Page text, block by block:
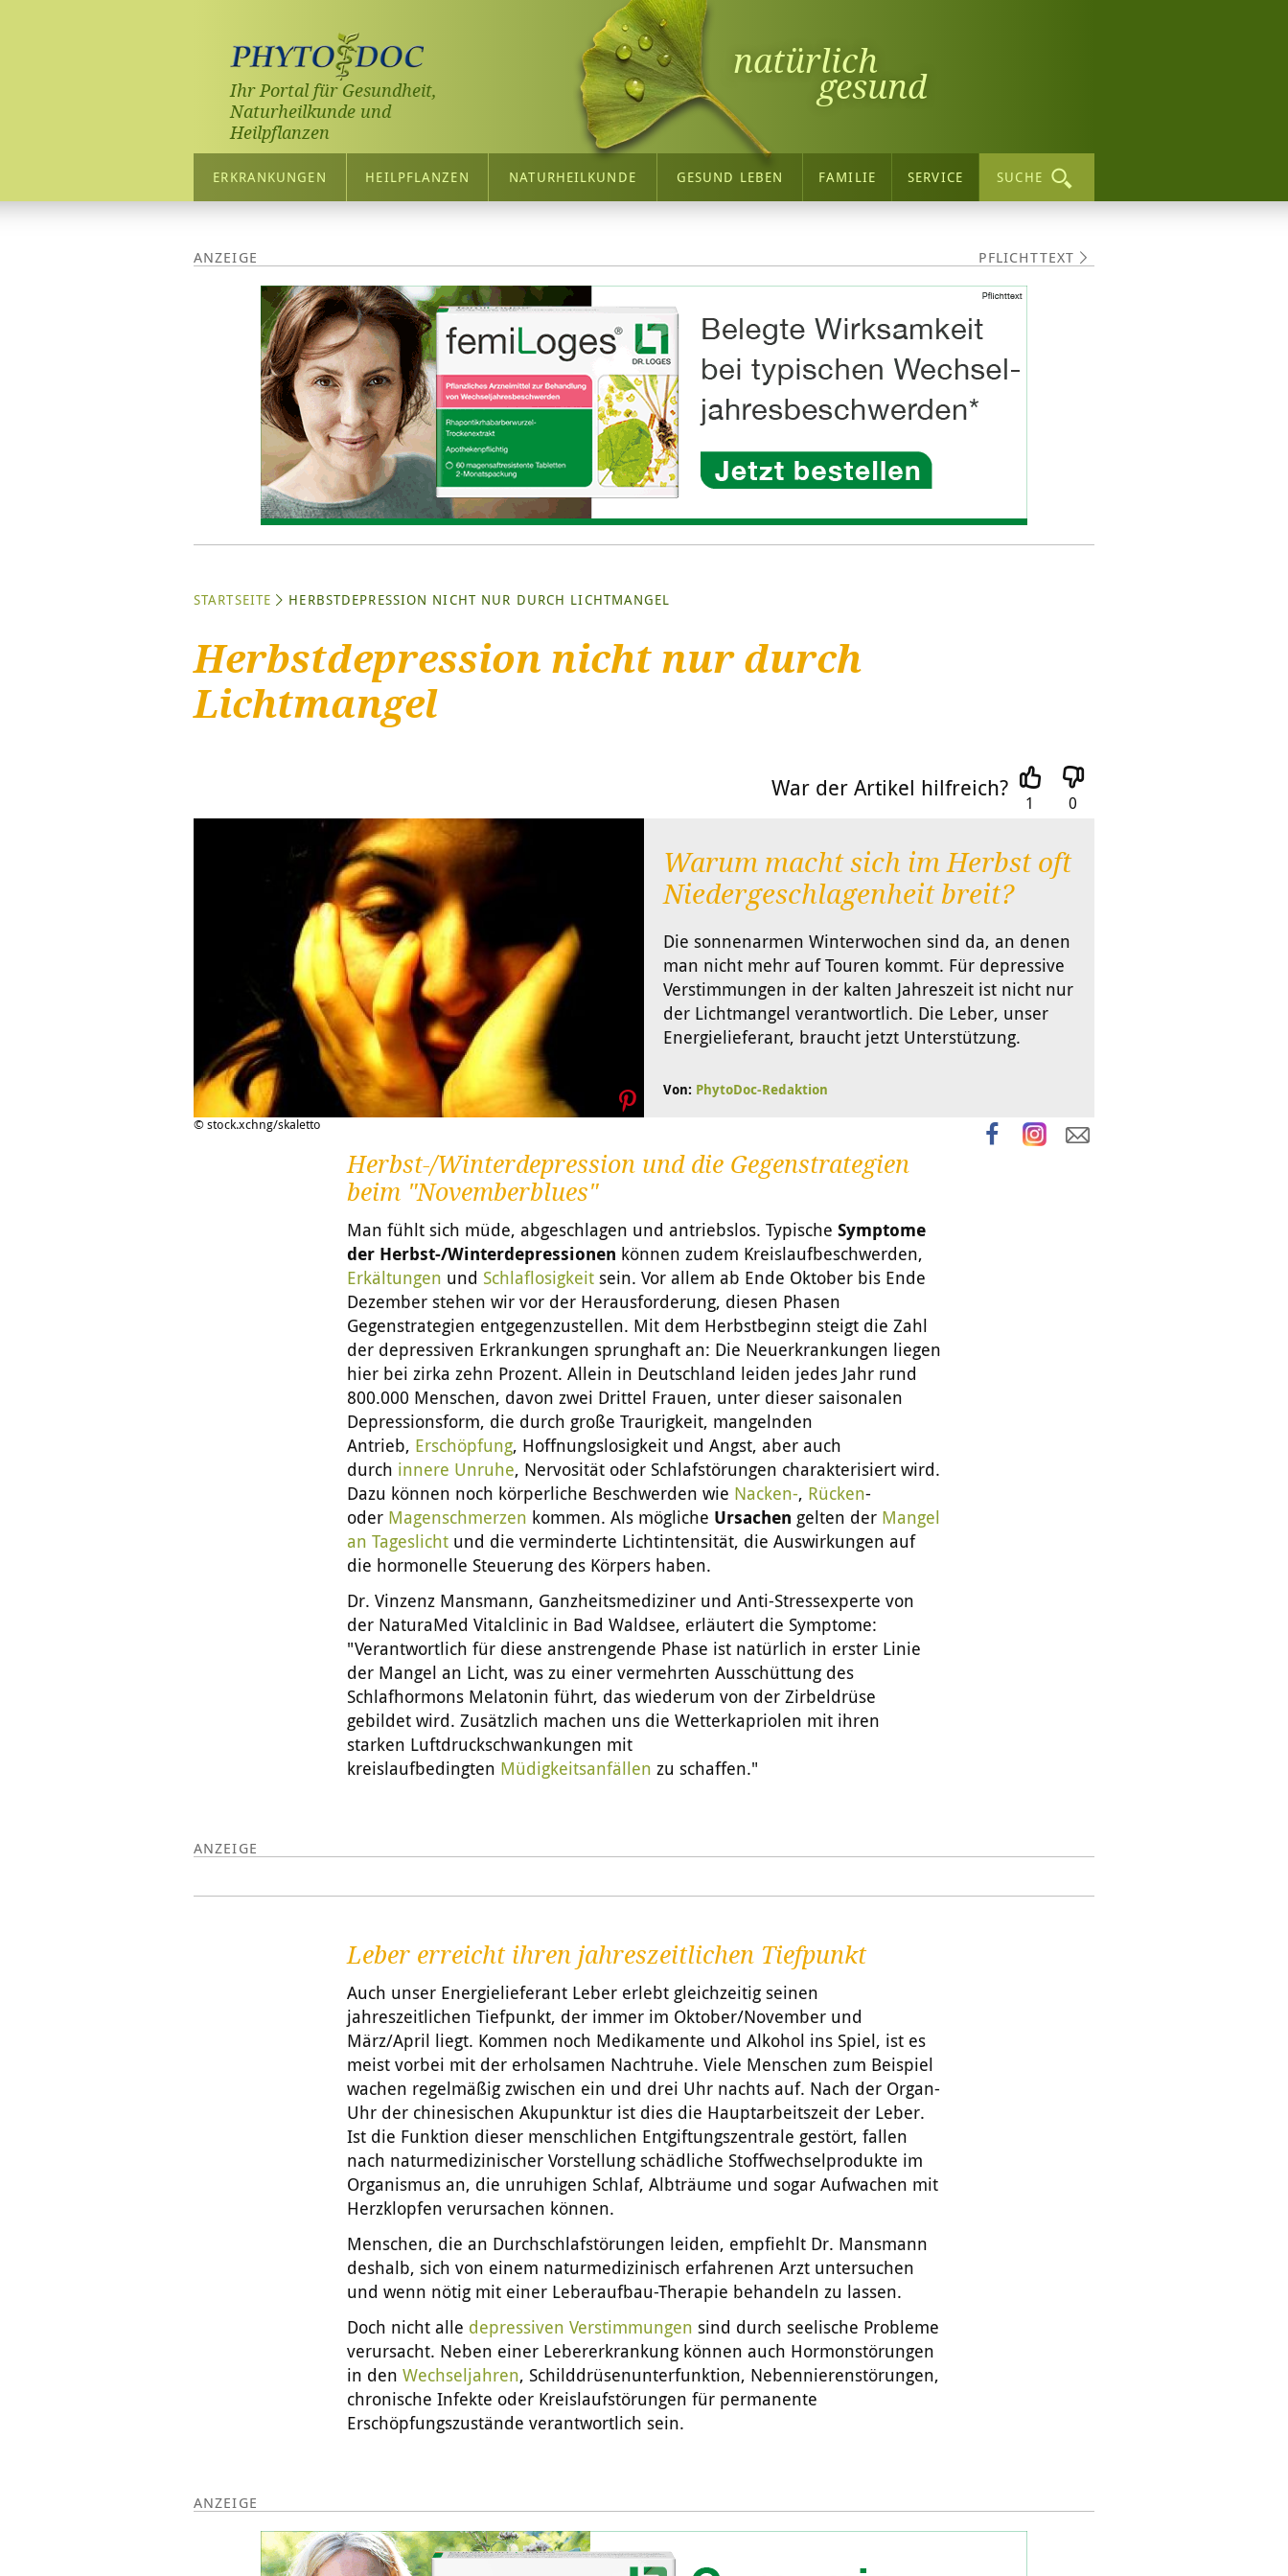
Ihr Portal für Gesundheit,
Naturheilkunde und
Heilpflanzen
natürlich
gesund
ERKRANKUNGEN HEILPFLANZEN NATURHEILKUNDE GESUND LEBEN FAMILIE SERVICE SUCHE
PFLICHTTEXT
STARTSEITE HERBSTDEPRESSION NICHT NUR DURCH LICHTMANGEL
Herbstdepression nicht nur durch
Lichtmangel
War der Artikel hilfreich?
1 0
© stock.xchng/skaletto
Warum macht sich im Herbst oft
Niedergeschlagenheit breit?
Die sonnenarmen Winterwochen sind da, an denen
man nicht mehr auf Touren kommt. Für depressive
Verstimmungen in der kalten Jahreszeit ist nicht nur
der Lichtmangel verantwortlich. Die Leber, unser
Energielieferant, braucht jetzt Unterstützung.
Von: PhytoDoc-Redaktion
Herbst-/Winterdepression und die Gegenstrategien
beim "Novemberblues"
Man fühlt sich müde, abgeschlagen und antriebslos. Typische Symptome
der Herbst-/Winterdepressionen können zudem Kreislaufbeschwerden,
Erkältungen und Schlaflosigkeit sein. Vor allem ab Ende Oktober bis Ende
Dezember stehen wir vor der Herausforderung, diesen Phasen
Gegenstrategien entgegenzustellen. Mit dem Herbstbeginn steigt die Zahl
der depressiven Erkrankungen sprunghaft an: Die Neuerkrankungen liegen
hier bei zirka zehn Prozent. Allein in Deutschland leiden jedes Jahr rund
800.000 Menschen, davon zwei Drittel Frauen, unter dieser saisonalen
Depressionsform, die durch große Traurigkeit, mangelnden
Antrieb, Erschöpfung, Hoffnungslosigkeit und Angst, aber auch
durch innere Unruhe, Nervosität oder Schlafstörungen charakterisiert wird.
Dazu können noch körperliche Beschwerden wie Nacken-, Rücken-
oder Magenschmerzen kommen. Als mögliche Ursachen gelten der Mangel
an Tageslicht und die verminderte Lichtintensität, die Auswirkungen auf
die hormonelle Steuerung des Körpers haben.
Dr. Vinzenz Mansmann, Ganzheitsmediziner und Anti-Stressexperte von
der NaturaMed Vitalclinic in Bad Waldsee, erläutert die Symptome:
"Verantwortlich für diese anstrengende Phase ist natürlich in erster Linie
der Mangel an Licht, was zu einer vermehrten Ausschüttung des
Schlafhormons Melatonin führt, das wiederum von der Zirbeldrüse
gebildet wird. Zusätzlich machen uns die Wetterkapriolen mit ihren
starken Luftdruckschwankungen mit
kreislaufbedingten Müdigkeitsanfällen zu schaffen."
Leber erreicht ihren jahreszeitlichen Tiefpunkt
Auch unser Energielieferant Leber erlebt gleichzeitig seinen
jahreszeitlichen Tiefpunkt, der immer im Oktober/November und
März/April liegt. Kommen noch Medikamente und Alkohol ins Spiel, ist es
meist vorbei mit der erholsamen Nachtruhe. Viele Menschen zum Beispiel
wachen regelmäßig zwischen ein und drei Uhr nachts auf. Nach der Organ-
Uhr der chinesischen Akupunktur ist dies die Hauptarbeitszeit der Leber.
Ist die Funktion dieser menschlichen Entgiftungszentrale gestört, fallen
nach naturmedizinischer Vorstellung schädliche Stoffwechselprodukte im
Organismus an, die unruhigen Schlaf, Albträume und sogar Aufwachen mit
Herzklopfen verursachen können.
Menschen, die an Durchschlafstörungen leiden, empfiehlt Dr. Mansmann
deshalb, sich von einem naturmedizinisch erfahrenen Arzt untersuchen
und wenn nötig mit einer Leberaufbau-Therapie behandeln zu lassen.
Doch nicht alle depressiven Verstimmungen sind durch seelische Probleme
verursacht. Neben einer Lebererkrankung können auch Hormonstörungen
in den Wechseljahren, Schilddrüsenunterfunktion, Nebennierenstörungen,
chronische Infekte oder Kreislaufstörungen für permanente
Erschöpfungszustände verantwortlich sein.